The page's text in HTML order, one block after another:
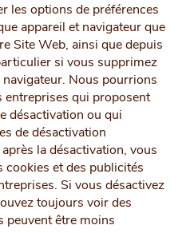
les options de préférences
appareil et navigateur que
Site Web, ainsi que depuis
si vous supprimez
Nous pourrions
entreprises qui proposent
désactivation ou qui
de désactivation
la désactivation, vous
et des publicités
Si vous désactivez
toujours voir des
peuvent être moins